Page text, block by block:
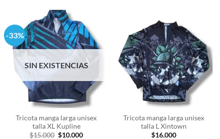
-33%
SIN EXISTENCIAS
Tricota manga larga unisex
talla XL Kupline
$15.000 El
$10.000El
Tricota manga larga unisex
talla L Xintown
$16.000